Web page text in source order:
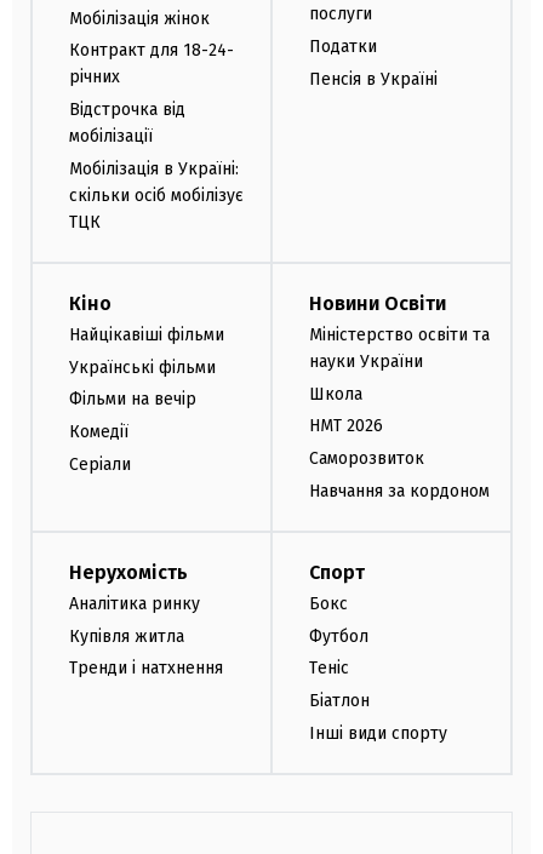
Мобілізація жінок
Контракт для 18-24-
річних
Відстрочка від
мобілізації
Мобілізація в Україні:
скільки осіб мобілізує
ТЦК
послуги
Податки
Пенсія в Україні
Кіно
Найцікавіші фільми
Українські фільми
Фільми на вечір
Комедії
Серіали
Новини Освіти
Міністерство освіти та
науки України
Школа
НМТ 2026
Саморозвиток
Навчання за кордоном
Нерухомість
Аналітика ринку
Купівля житла
Тренди і натхнення
Спорт
Бокс
Футбол
Теніс
Біатлон
Інші види спорту